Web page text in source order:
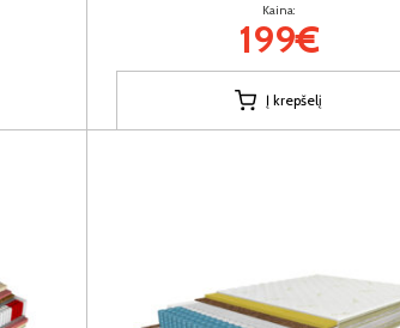
Kaina:
199€
Į krepšelį